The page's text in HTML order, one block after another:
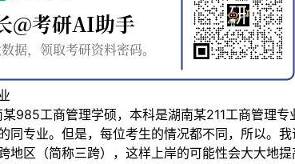
985工商管理学硕，本科是湖南某211工商管理
同专业。但是，每位考生的情况都不同，所以。
地区（简称三跨），这样上岸的可能性会大大地